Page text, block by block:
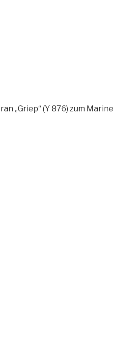
„Griep“ (Y 876) zum